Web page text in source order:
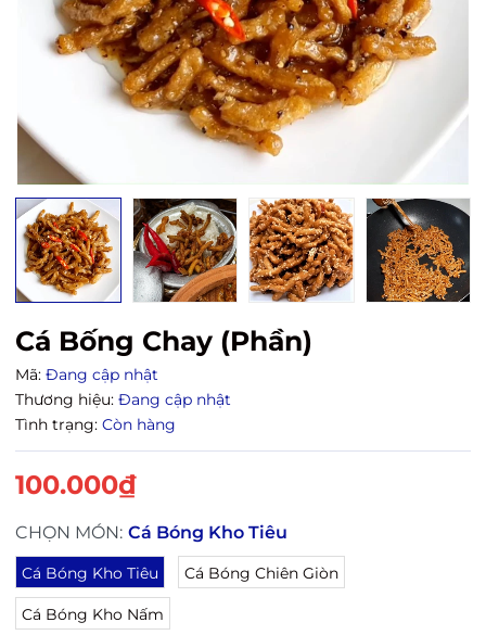
Cá Bống Chay (Phần)
Mã: Đang cập nhật
Thương hiệu: Đang cập nhật
Tình trạng: Còn hàng
100.000₫
CHỌN MÓN: Cá Bóng Kho Tiêu
Cá Bóng Kho Tiêu Cá Bóng Chiên Giòn
Cá Bóng Kho Nấm